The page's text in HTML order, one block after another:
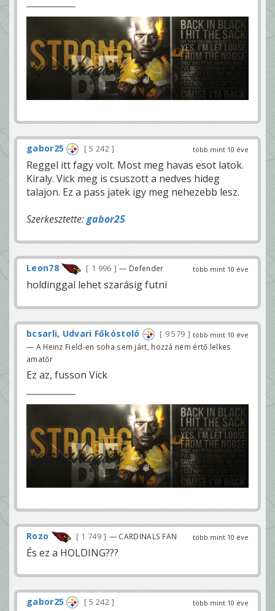
több mint 10 éve
gabor25 5 242
Reggel itt fagy volt. Most meg havas esot latok.
Kiraly. Vick meg is csuszott a nedves hideg
talajon. Ez a pass jatek igy meg nehezebb lesz.
Szerkesztette:gabor25
több mint 10 éve
Leon78 1 996 — Defender
holdinggal lehet szarásig futni
több mint 10 éve
bcsarli, Udvari Főkóstoló 9 579
— A Heinz Field-en soha sem járt, hozzá nem értő lelkes
amatőr
Ez az, fusson Vick
több mint 10 éve
Rozo 1 749 — CARDINALS FAN
És ez a HOLDING???
több mint 10 éve
gabor25 5 242